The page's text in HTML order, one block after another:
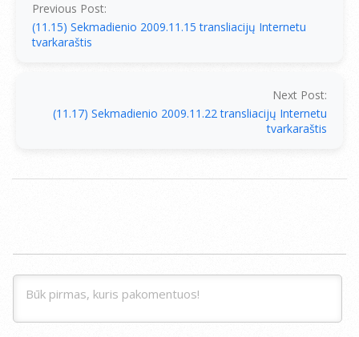
Previous Post:
(11.15) Sekmadienio 2009.11.15 transliacijų Internetu
tvarkaraštis
Next Post:
(11.17) Sekmadienio 2009.11.22 transliacijų Internetu
tvarkaraštis